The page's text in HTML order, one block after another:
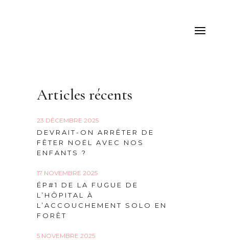
Articles récents
DEVRAIT-ON ARRÊTER DE
FÊTER NOËL AVEC NOS
ENFANTS ?
23 DÉCEMBRE 2025
ÉP#1 DE LA FUGUE DE
L’HÔPITAL À
L’ACCOUCHEMENT SOLO EN
FORÊT
17 NOVEMBRE 2025
5 NOVEMBRE 2025